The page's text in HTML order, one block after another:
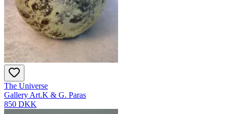
The Universe
Gallery Art.K & G. Paras
850 DKK